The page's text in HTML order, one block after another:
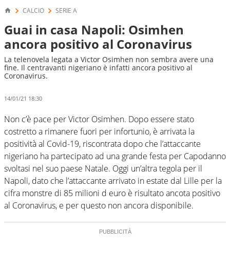
CALCIO SERIE A
Guai in casa Napoli: Osimhen
ancora positivo al Coronavirus
La telenovela legata a Victor Osimhen non sembra avere una
fine. Il centravanti nigeriano è infatti ancora positivo al
Coronavirus.
14/01/21 18:30
Non c’è pace per Victor Osimhen. Dopo essere stato
costretto a rimanere fuori per infortunio, è arrivata la
positività al Covid-19, riscontrata dopo che l’attaccante
nigeriano ha partecipato ad una grande festa per Capodanno
svoltasi nel suo paese Natale. Oggi un’altra tegola per il
Napoli, dato che l’attaccante arrivato in estate dal Lille per la
cifra monstre di 85 milioni d euro è risultato ancota positivo
al Coronavirus, e per questo non ancora disponibile.